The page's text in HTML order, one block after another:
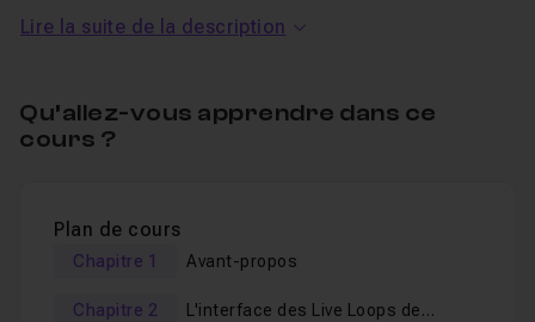
permettra devalider les connaissances
répondre à vos éventuelles questions sur ce cours.
Lire la suite de la description
Qu’allez-vous apprendre dans ce
cours ?
Plan de cours
Chapitre 1 Avant-propos
Chapitre 2
L'interface des Live Loops de